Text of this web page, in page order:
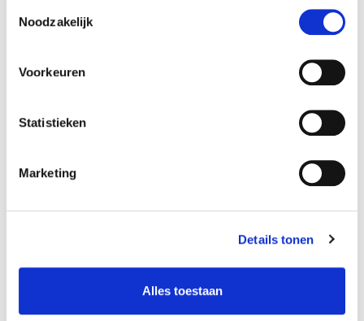
Noodzakelijk
Voorkeuren
Statistieken
Marketing
Details tonen
Alles toestaan
Maximale laagdikte 2 mm
1,03 MPa
Verwerkingstijd na mengen van de ingrediënten ca. 1
Geschat verbruik 1,75 kg/m2/1 mm laagdikte